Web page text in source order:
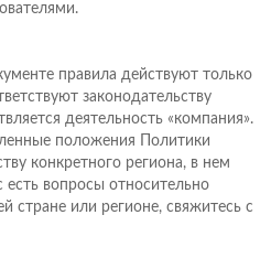
правила действуют только
законодательству
деятельность «компания».
положения Политики
конкретного региона, в нем
есть вопросы относительно
стране или регионе, свяжитесь с